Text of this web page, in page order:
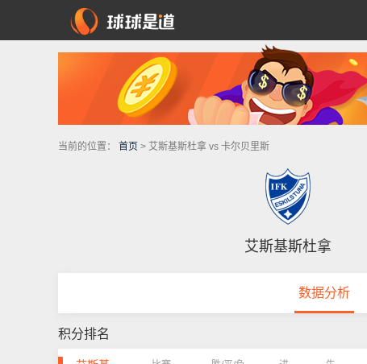
当前的位置： 首页 > 艾斯基斯杜拿 vs 卡尔贝里斯
艾斯基斯杜拿
数据分析
积分排名